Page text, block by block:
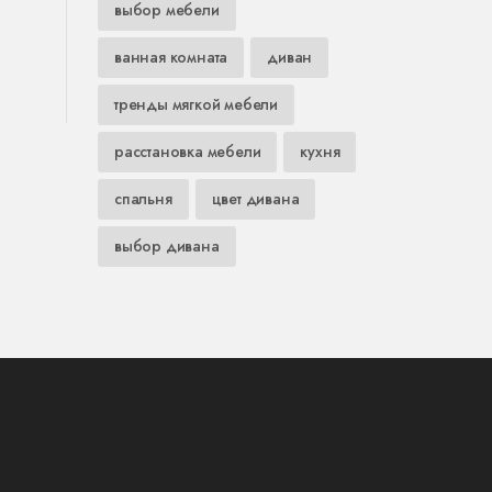
выбор мебели
ванная комната диван
тренды мягкой мебели
расстановка мебели кухня
спальня цвет дивана
выбор дивана